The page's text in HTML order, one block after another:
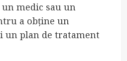
medic sau un
a obține un
un plan de tratament